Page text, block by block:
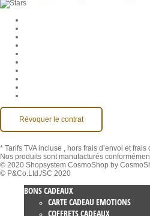
Révoquer le contrat
* Tarifs TVA incluse
, hors frais d’envoi et frais
Nos produits sont manufacturés
© 2020 Shopsystem CosmoShop by
© P&Co.Ltd./SC 2020
BONS CADEAUX
CARTE CADEAU EMOTIONS
COFFRETS CADEAUX